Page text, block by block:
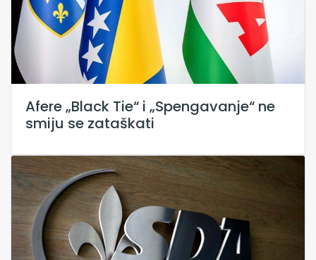
Afere „Black Tie“ i „Spengavanje“ ne
smiju se zataškati